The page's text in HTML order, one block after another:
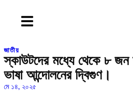
জাতীয়
স্কাউটদের মধ্যে থেকে ৮ জন
ভাষা আন্দোলনের দ্বিগুণ।
মে ১৪, ২০২৫